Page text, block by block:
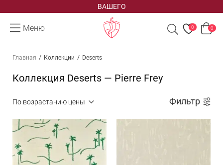
ВАШЕГО
Меню 0 0
Главная / Коллекции / Deserts
Коллекция Deserts — Pierre Frey
Фильтр